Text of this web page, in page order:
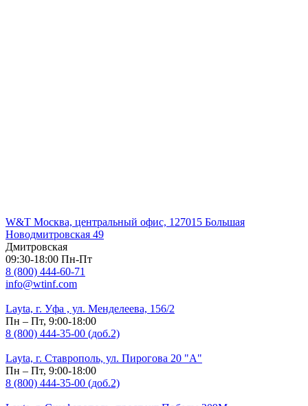
W&T Москва, центральный офис, 127015 Большая
Новодмитровская 49
Дмитровская
09:30-18:00 Пн-Пт
8 (800) 444-60-71
info@wtinf.com
Layta, г. Уфа , ул. Менделеева, 156/2
Пн – Пт, 9:00-18:00
8 (800) 444-35-00 (доб.2)
Layta, г. Ставрополь, ул. Пирогова 20 "А"
Пн – Пт, 9:00-18:00
8 (800) 444-35-00 (доб.2)